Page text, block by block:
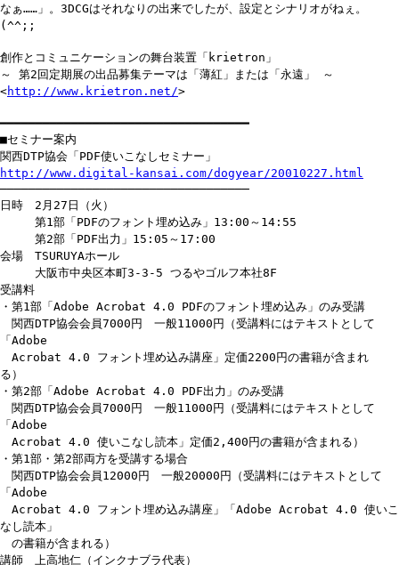
なぁ……」。3DCGはそれなりの出来でしたが、設定とシナリオがねぇ。
(^^;;
創作とコミュニケーションの舞台装置「krietron」
～ 第2回定期展の出品募集テーマは「薄紅」または「永遠」 ～
<http://www.krietron.net/>
━━━━━━━━━━━━━━━━━━━━━━━━━━━━━━━━━━━
■セミナー案内
関西DTP協会「PDF使いこなしセミナー」
http://www.digital-kansai.com/dogyear/20010227.html
───────────────────────────────────
日時 2月27日（火）
第1部「PDFのフォント埋め込み」13:00～14:55
第2部「PDF出力」15:05～17:00
会場 TSURUYAホール
大阪市中央区本町3-3-5 つるやゴルフ本社8F
受講料
・第1部「Adobe Acrobat 4.0 PDFのフォント埋め込み」のみ受講
関西DTP協会会員7000円 一般11000円（受講料にはテキストとして
「Adobe
Acrobat 4.0 フォント埋め込み講座」定価2200円の書籍が含まれ
る）
・第2部「Adobe Acrobat 4.0 PDF出力」のみ受講
関西DTP協会会員7000円 一般11000円（受講料にはテキストとして
「Adobe
Acrobat 4.0 使いこなし読本」定価2,400円の書籍が含まれる）
・第1部・第2部両方を受講する場合
関西DTP協会会員12000円 一般20000円（受講料にはテキストとして
「Adobe
Acrobat 4.0 フォント埋め込み講座」「Adobe Acrobat 4.0 使いこ
なし読本」
の書籍が含まれる）
講師 上高地仁（インクナブラ代表）